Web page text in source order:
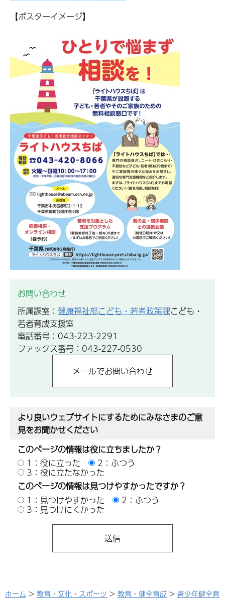
【ポスターイメージ】
お問い合わせ
所属課室： 健康福祉部こども・若者政策課こども・
若者育成支援室
電話番号：043-223-2291
ファックス番号：043-227-0530
より良いウェブサイトにするためにみなさまのご意
見をお聞かせください
このページの情報は役に立ちましたか？
1：役に立った
2：ふつう
3：役に立たなかった
このページの情報は見つけやすかったですか？
1：見つけやすかった
2：ふつう
3：見つけにくかった
ホーム > 教育・文化・スポーツ > 教育・健全育成 > 青少年健全育